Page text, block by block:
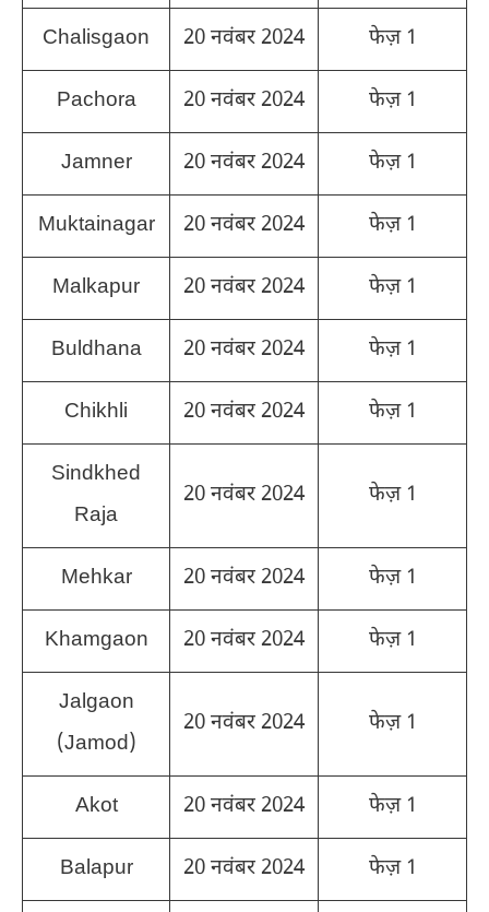
Chalisgaon 20 नवंबर 2024 फेज़ 1
Pachora 20 नवंबर 2024 फेज़ 1
Jamner 20 नवंबर 2024 फेज़ 1
Muktainagar 20 नवंबर 2024 फेज़ 1
Malkapur 20 नवंबर 2024 फेज़ 1
Buldhana 20 नवंबर 2024 फेज़ 1
Chikhli 20 नवंबर 2024 फेज़ 1
Sindkhed
Raja
20 नवंबर 2024 फेज़ 1
Mehkar 20 नवंबर 2024 फेज़ 1
Khamgaon 20 नवंबर 2024 फेज़ 1
Jalgaon
(Jamod)
20 नवंबर 2024 फेज़ 1
Akot 20 नवंबर 2024 फेज़ 1
Balapur 20 नवंबर 2024 फेज़ 1